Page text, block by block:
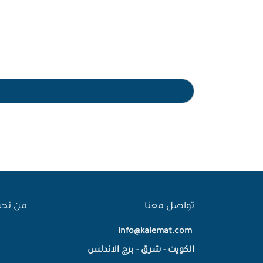
تواصل معنا
info@kalemat.com
الكويت - شرق - برج الاندلس
من